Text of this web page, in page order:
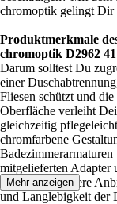
chromoptik gelingt Dir
Produktmerkmale
chromoptik D2962 41
Darum solltest Du
einer
Fliesen schützt und
Oberfläche verleiht
gleichzeitig
chromfarbene
mitgelieferten Adapter
stabile und sichere
und Langlebigkeit der
Mehr anzeigen